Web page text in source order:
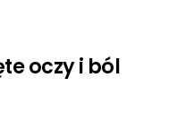
oczy i ból